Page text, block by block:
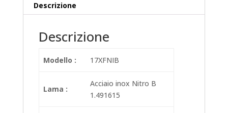
Descrizione
Descrizione
Modello : 17XFNIB
Lama :
Acciaio inox Nitro B
1.491615